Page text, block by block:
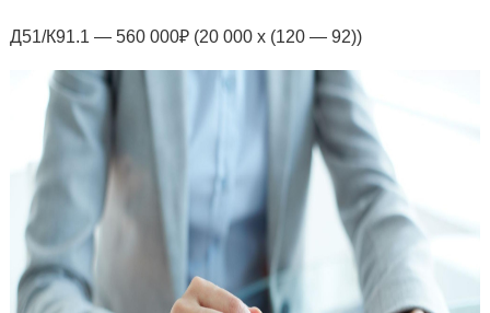
Д51/К91.1 — 560 000₽ (20 000 х (120 — 92))